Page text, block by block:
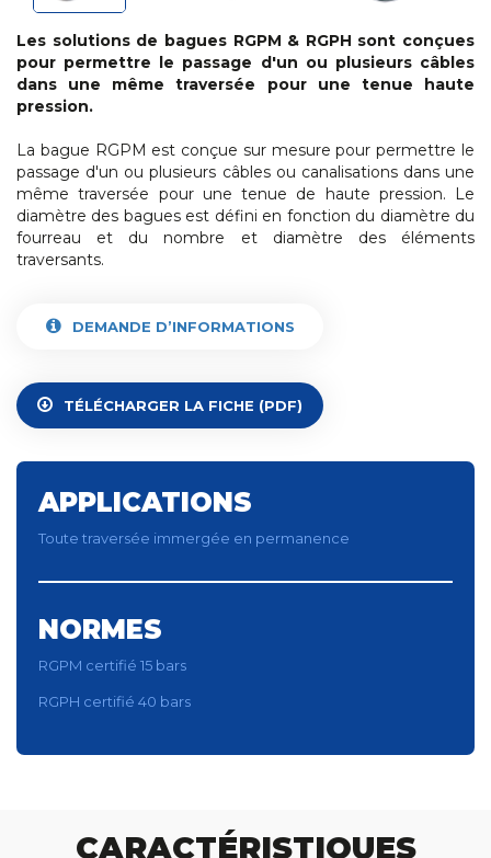
Les solutions de bagues RGPM & RGPH sont conçues
pour permettre le passage d'un ou plusieurs câbles
dans une même traversée pour une tenue haute
pression.
La bague RGPM est conçue sur mesure pour permettre le
passage d'un ou plusieurs câbles ou canalisations dans une
même traversée pour une tenue de haute pression. Le
diamètre des bagues est défini en fonction du diamètre du
fourreau et du nombre et diamètre des éléments
traversants.
DEMANDE D’INFORMATIONS
TÉLÉCHARGER LA FICHE (PDF)
APPLICATIONS
Toute traversée immergée en permanence
NORMES
RGPM certifié 15 bars
RGPH certifié 40 bars
CARACTÉRISTIQUES